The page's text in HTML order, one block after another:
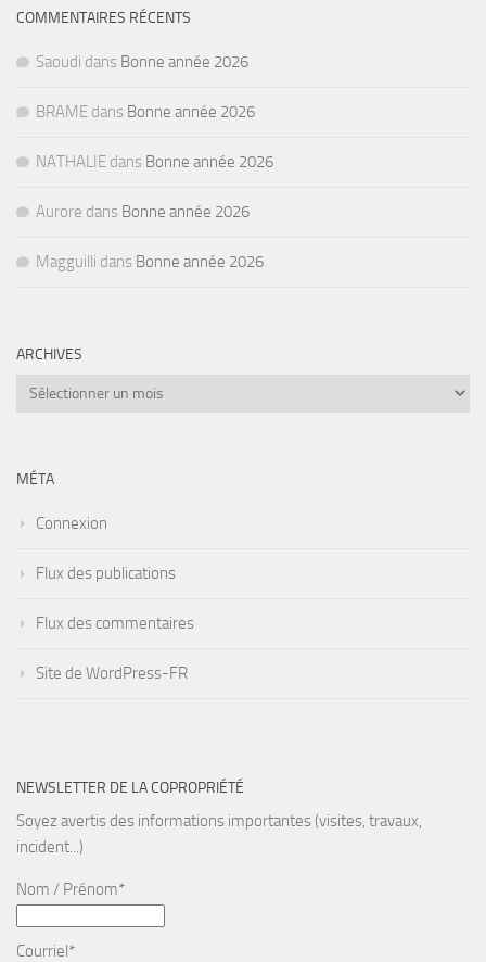
COMMENTAIRES RÉCENTS
Saoudi dans Bonne année 2026
BRAME dans Bonne année 2026
NATHALIE dans Bonne année 2026
Aurore dans Bonne année 2026
Magguilli dans Bonne année 2026
ARCHIVES
Archives
MÉTA
Connexion
Flux des publications
Flux des commentaires
Site de WordPress-FR
NEWSLETTER DE LA COPROPRIÉTÉ
Soyez avertis des informations importantes (visites, travaux,
incident...)
Nom / Prénom*
Courriel*